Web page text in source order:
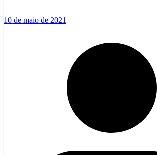
10 de maio de 2021